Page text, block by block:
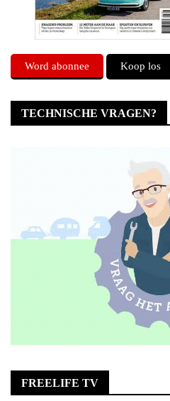
Word abonnee Koop los
TECHNISCHE VRAGEN?
FREELIFE TV